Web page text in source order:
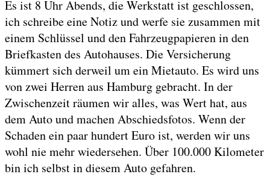
Es ist 8 Uhr Abends, die Werkstatt ist geschlossen,
ich schreibe eine Notiz und werfe sie zusammen mit
einem Schlüssel und den Fahrzeugpapieren in den
Briefkasten des Autohauses. Die Versicherung
kümmert sich derweil um ein Mietauto. Es wird uns
von zwei Herren aus Hamburg gebracht. In der
Zwischenzeit räumen wir alles, was Wert hat, aus
dem Auto und machen Abschiedsfotos. Wenn der
Schaden ein paar hundert Euro ist, werden wir uns
wohl nie mehr wiedersehen. Über 100.000 Kilometer
bin ich selbst in diesem Auto gefahren.